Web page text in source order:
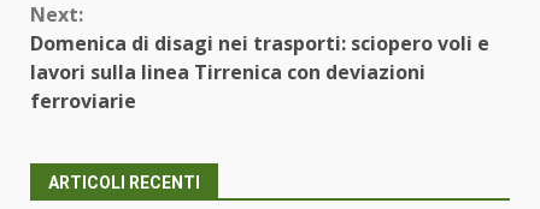
Next:
Domenica di disagi nei trasporti: sciopero voli e
lavori sulla linea Tirrenica con deviazioni
ferroviarie
ARTICOLI RECENTI